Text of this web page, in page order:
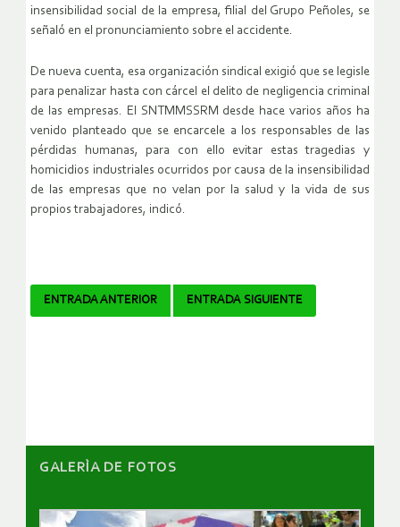
insensibilidad social de la empresa, filial del Grupo Peñoles, se
señaló en el pronunciamiento sobre el accidente.
De nueva cuenta, esa organización sindical exigió que se legisle
para penalizar hasta con cárcel el delito de negligencia criminal
de las empresas. El SNTMMSSRM desde hace varios años ha
venido planteado que se encarcele a los responsables de las
pérdidas humanas, para con ello evitar estas tragedias y
homicidios industriales ocurridos por causa de la insensibilidad
de las empresas que no velan por la salud y la vida de sus
propios trabajadores, indicó.
Navegador
ENTRADA ANTERIOR ENTRADA SIGUIENTE
GALERÌA DE FOTOS